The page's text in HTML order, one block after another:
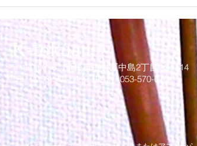
クリスマスワークショップ初
日
た
K-tokuan
〒430-0856 浜松市中 ​央 区中島2丁目−24−14
TEL：053-570-6460 FAX：053-570-6461